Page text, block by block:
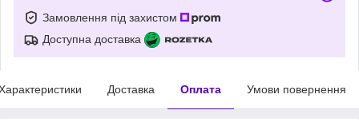
Замовлення під захистом
Доступна доставка
Доставка Оплата Умови повернення